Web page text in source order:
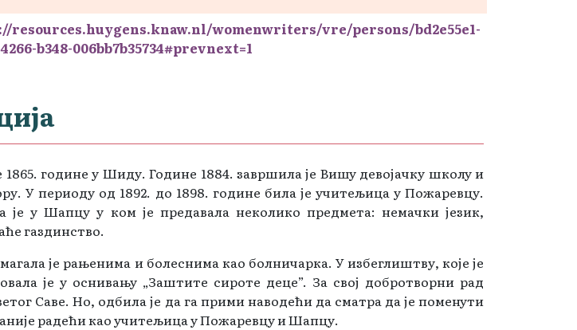
resources.huygens.knaw.nl/womenwriters/vre/persons/bd2e55e1-
b348-006bb7b35734#prevnext=1
1865. године у Шиду. Године 1884. завршила је Вишу девојачку школу и
У периоду од 1892. до 1898. године била је учитељица у Пожаревцу.
је у Шапцу у ком је предавала неколико предмета: немачки језик,
газдинство.
је рањенима и болеснима као болничарка. У избеглиштву, које је
је у оснивању „Заштите сироте деце”. За свој добротворни рад
Саве. Но, одбила је да га прими наводећи да сматра да је поменути
радећи као учитељица у Пожаревцу и Шапцу.